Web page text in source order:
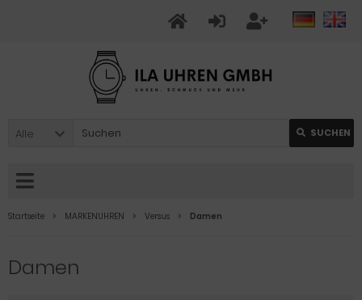
Alle SUCHEN
Startseite MARKENUHREN Versus Damen
Damen